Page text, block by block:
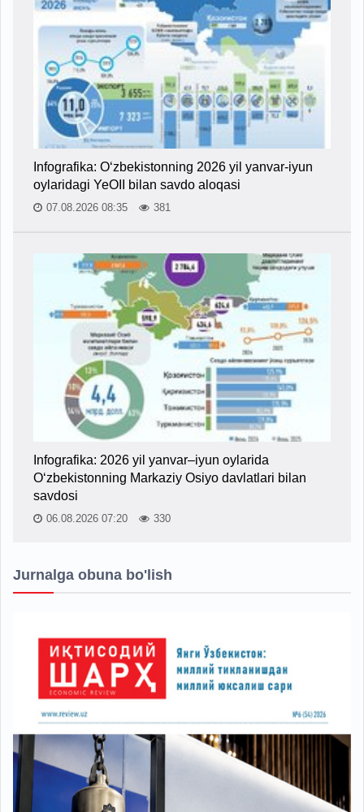
Infografika: O‘zbekistonning 2026 yil yanvar-iyun
oylaridagi YeOII bilan savdo aloqasi
07.08.2026 08:35 381
Infografika: 2026 yil yanvar–iyun oylarida
O‘zbekistonning Markaziy Osiyo davlatlari bilan
savdosi
06.08.2026 07:20 330
Jurnalga obuna bo'lish